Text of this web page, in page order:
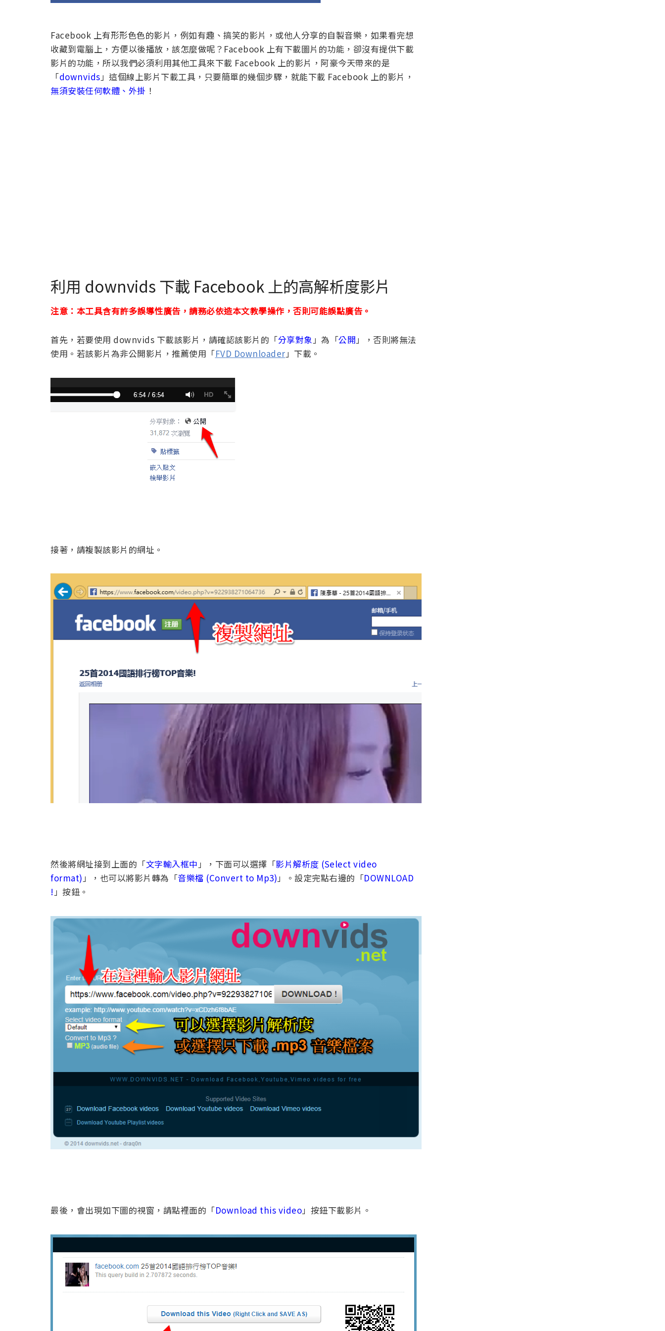
Facebook 上有形形色色的影片，例如有趣、搞笑的影片，或他人分享的自製音樂，如果看完想
收藏到電腦上，方便以後播放，該怎麼做呢？Facebook 上有下載圖片的功能，卻沒有提供下載
影片的功能，所以我們必須利用其他工具來下載 Facebook 上的影片，阿豪今天帶來的是
「downvids」這個線上影片下載工具，只要簡單的幾個步驟，就能下載 Facebook 上的影片，
無須安裝任何軟體、外掛 ！
利用 downvids 下載 Facebook 上的高解析度影片
注意：本工具含有許多誤導性廣告，請務必依造本文教學操作，否則可能誤點廣告。
首先，若要使用 downvids 下載該影片，請確認該影片的「分享對象」為「公開」，否則將無法
使用。若該影片為非公開影片，推薦使用「FVD Downloader」下載。
接著，請複製該影片的網址。
然後將網址接到上面的「文字輸入框中」，下面可以選擇「影片解析度 (Select video
format)」，也可以將影片轉為「音樂檔 (Convert to Mp3)」。設定完點右邊的「DOWNLOAD
!」按鈕。
最後，會出現如下圖的視窗，請點裡面的「Download this video」按鈕下載影片。